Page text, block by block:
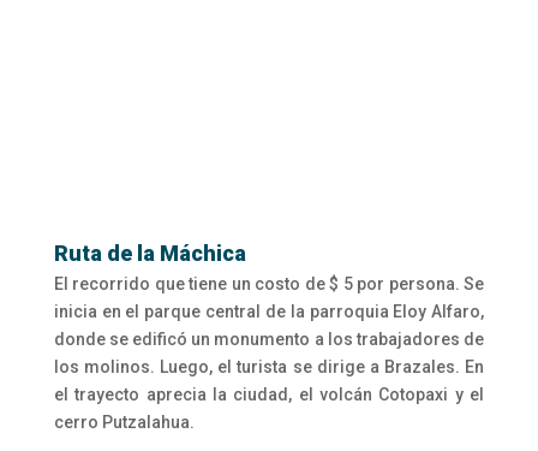
Ruta de la Máchica
El recorrido que tiene un costo de $ 5 por persona. Se
inicia en el parque central de la parroquia Eloy Alfaro,
donde se edificó un monumento a los trabajadores de
los molinos. Luego, el turista se dirige a Brazales. En
el trayecto aprecia la ciudad, el volcán Cotopaxi y el
cerro Putzalahua.